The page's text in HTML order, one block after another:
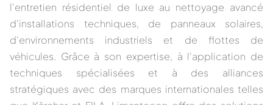
l'entretien résidentiel de luxe au nettoyage avancé
d'installations techniques, de panneaux solaires,
d'environnements industriels et de flottes de
véhicules. Grâce à son expertise, à l'application de
techniques spécialisées et à des alliances
stratégiques avec des marques internationales telles